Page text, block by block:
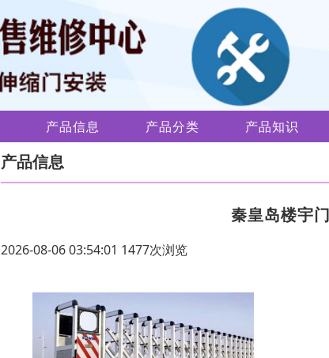
产品信息 产品分类 产品知识
产品信息
秦皇岛楼宇
2026-08-06 03:54:01 1477次浏览